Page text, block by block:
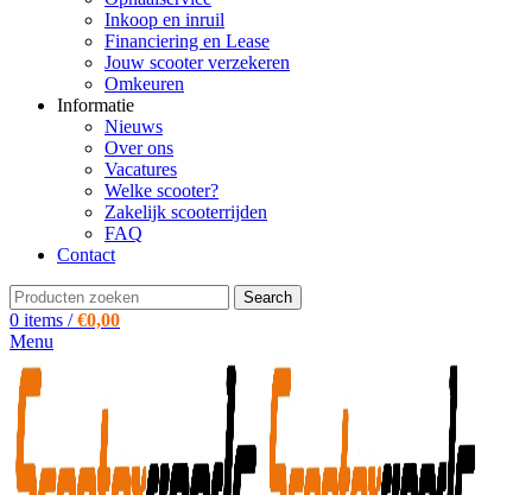
Inkoop en inruil
Financiering en Lease
Jouw scooter verzekeren
Omkeuren
Informatie
Nieuws
Over ons
Vacatures
Welke scooter?
Zakelijk scooterrijden
FAQ
Contact
Search
0 items / €0,00
Menu